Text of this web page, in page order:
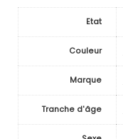
Etat
Couleur
Marque
Tranche d'âge